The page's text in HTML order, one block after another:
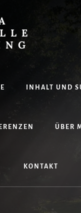
INHALT UND
ÜBER
KONTAKT